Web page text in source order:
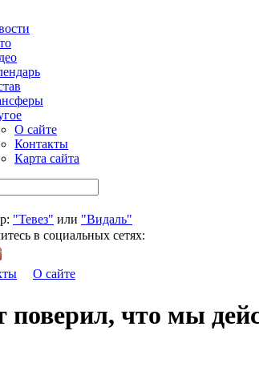
О сайте
Контакты
Карта сайта
"Тевез" или "Видаль"
в социальных сетях:
О сайте
что мы